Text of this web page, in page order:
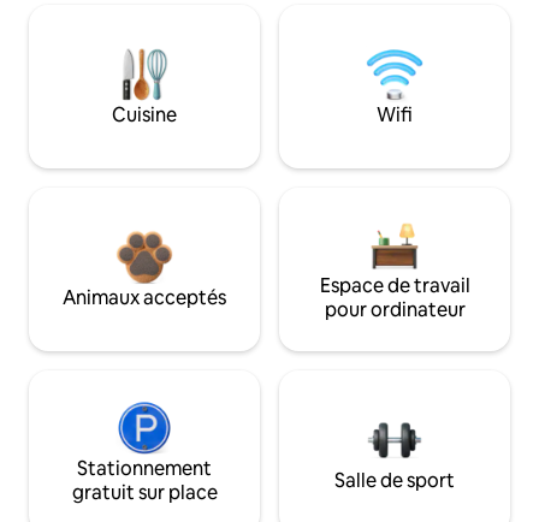
Cuisine Wifi
Animaux acceptés
Espace de travail
pour ordinateur
Stationnement
gratuit sur place
Salle de sport